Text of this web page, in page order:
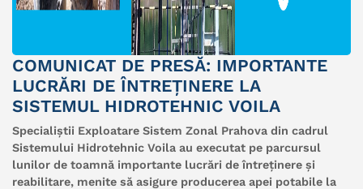
COMUNICAT DE PRESĂ: IMPORTANTE
LUCRĂRI DE ÎNTREȚINERE LA
SISTEMUL HIDROTEHNIC VOILA
Specialiștii Exploatare Sistem Zonal Prahova din cadrul
Sistemului Hidrotehnic Voila au executat pe parcursul
lunilor de toamnă importante lucrări de întreținere și
reabilitare, menite să asigure producerea apei potabile la